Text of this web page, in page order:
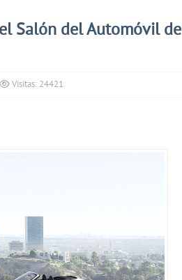
Salón del Automóvil de
Visitas: 24421